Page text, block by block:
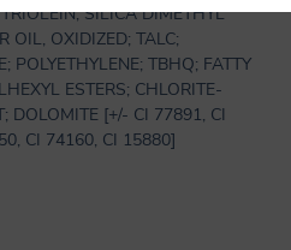
SILICA DIMETHYL
OIL, OXIDIZED; TALC;
POLYETHYLENE; TBHQ; FATTY
ESTERS; CHLORITE-
DOLOMITE [+/- CI 77891, CI
CI 74160, CI 15880]